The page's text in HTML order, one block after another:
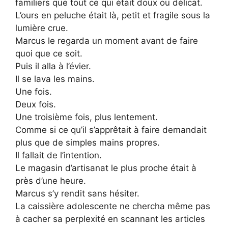
familiers que tout ce qui était doux ou délicat.
L’ours en peluche était là, petit et fragile sous la
lumière crue.
Marcus le regarda un moment avant de faire
quoi que ce soit.
Puis il alla à l’évier.
Il se lava les mains.
Une fois.
Deux fois.
Une troisième fois, plus lentement.
Comme si ce qu’il s’apprêtait à faire demandait
plus que de simples mains propres.
Il fallait de l’intention.
Le magasin d’artisanat le plus proche était à
près d’une heure.
Marcus s’y rendit sans hésiter.
La caissière adolescente ne chercha même pas
à cacher sa perplexité en scannant les articles